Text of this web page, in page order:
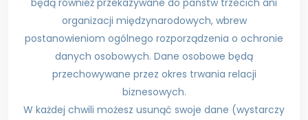
będą również przekazywane do państw trzecich ani
organizacji międzynarodowych, wbrew
postanowieniom ogólnego rozporządzenia o ochronie
danych osobowych. Dane osobowe będą
przechowywane przez okres trwania relacji
biznesowych.
W każdej chwili możesz usunąć swoje dane (wystarczy